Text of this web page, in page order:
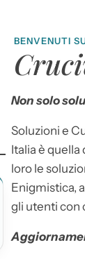
BENVENUTI
Non solo
Soluzioni e
Italia è
loro le
Enigmistica,
gli utenti con